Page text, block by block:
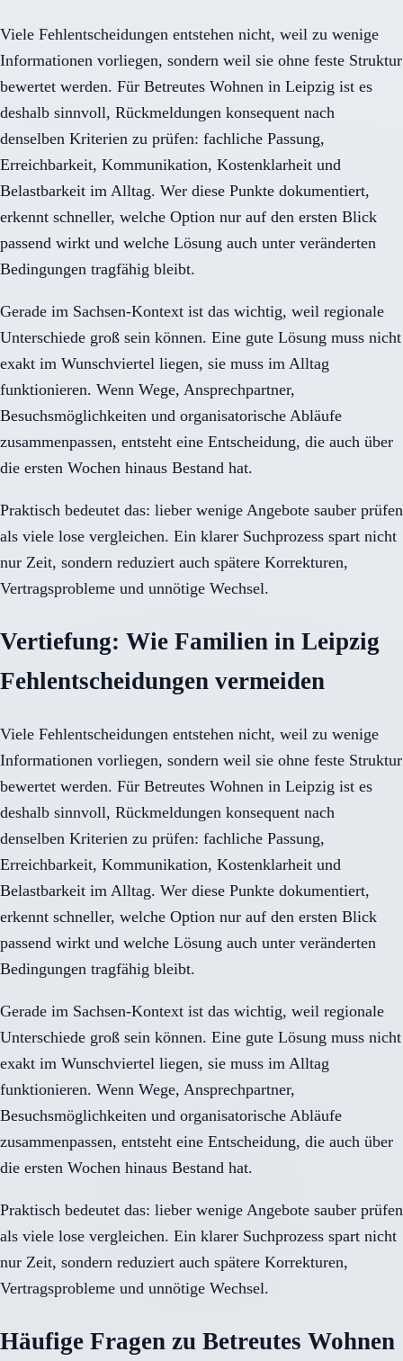
Viele Fehlentscheidungen entstehen nicht, weil zu wenige
Informationen vorliegen, sondern weil sie ohne feste Struktur
bewertet werden. Für Betreutes Wohnen in Leipzig ist es
deshalb sinnvoll, Rückmeldungen konsequent nach
denselben Kriterien zu prüfen: fachliche Passung,
Erreichbarkeit, Kommunikation, Kostenklarheit und
Belastbarkeit im Alltag. Wer diese Punkte dokumentiert,
erkennt schneller, welche Option nur auf den ersten Blick
passend wirkt und welche Lösung auch unter veränderten
Bedingungen tragfähig bleibt.
Gerade im Sachsen-Kontext ist das wichtig, weil regionale
Unterschiede groß sein können. Eine gute Lösung muss nicht
exakt im Wunschviertel liegen, sie muss im Alltag
funktionieren. Wenn Wege, Ansprechpartner,
Besuchsmöglichkeiten und organisatorische Abläufe
zusammenpassen, entsteht eine Entscheidung, die auch über
die ersten Wochen hinaus Bestand hat.
Praktisch bedeutet das: lieber wenige Angebote sauber prüfen
als viele lose vergleichen. Ein klarer Suchprozess spart nicht
nur Zeit, sondern reduziert auch spätere Korrekturen,
Vertragsprobleme und unnötige Wechsel.
Vertiefung: Wie Familien in Leipzig
Fehlentscheidungen vermeiden
Viele Fehlentscheidungen entstehen nicht, weil zu wenige
Informationen vorliegen, sondern weil sie ohne feste Struktur
bewertet werden. Für Betreutes Wohnen in Leipzig ist es
deshalb sinnvoll, Rückmeldungen konsequent nach
denselben Kriterien zu prüfen: fachliche Passung,
Erreichbarkeit, Kommunikation, Kostenklarheit und
Belastbarkeit im Alltag. Wer diese Punkte dokumentiert,
erkennt schneller, welche Option nur auf den ersten Blick
passend wirkt und welche Lösung auch unter veränderten
Bedingungen tragfähig bleibt.
Gerade im Sachsen-Kontext ist das wichtig, weil regionale
Unterschiede groß sein können. Eine gute Lösung muss nicht
exakt im Wunschviertel liegen, sie muss im Alltag
funktionieren. Wenn Wege, Ansprechpartner,
Besuchsmöglichkeiten und organisatorische Abläufe
zusammenpassen, entsteht eine Entscheidung, die auch über
die ersten Wochen hinaus Bestand hat.
Praktisch bedeutet das: lieber wenige Angebote sauber prüfen
als viele lose vergleichen. Ein klarer Suchprozess spart nicht
nur Zeit, sondern reduziert auch spätere Korrekturen,
Vertragsprobleme und unnötige Wechsel.
Häufige Fragen zu Betreutes Wohnen